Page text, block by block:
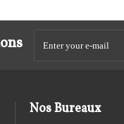
Nos Bureaux